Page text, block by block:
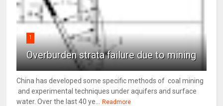
1
Overburden strata failure due to mining
China has developed some specific methods of coal mining
and experimental techniques under aquifers and surface
water. Over the last 40 ye...
Readmore